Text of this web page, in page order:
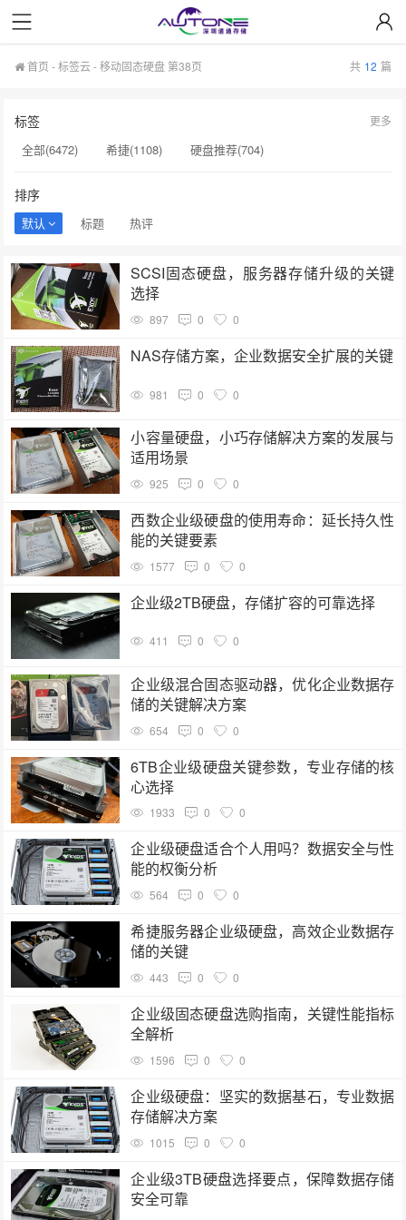
首页 -标签云- 移动固态硬盘 第38页 共 12 篇
标签
全部(6472) 希捷(1108)
硬盘推荐(704)
NAS硬盘(593)
希捷硬盘(553)
显卡(384)
监控硬盘(378)
企业硬盘(367)
企业级固态硬盘(355)
希捷硬盘选购(354)
硬盘售后服务(334)
希捷企业级硬盘(319)
移动硬盘(313)
A100(274)
服务器硬盘价格(254)
更多
排序
默认 标题 热评
SCSI固态硬盘，服务器存储升级的关键
选择
897 0 0
NAS存储方案，企业数据安全扩展的关键
981 0 0
小容量硬盘，小巧存储解决方案的发展与
适用场景
925 0 0
西数企业级硬盘的使用寿命：延长持久性
能的关键要素
1577 0 0
企业级2TB硬盘，存储扩容的可靠选择
411 0 0
企业级混合固态驱动器，优化企业数据存
储的关键解决方案
654 0 0
6TB企业级硬盘关键参数，专业存储的核
心选择
1933 0 0
企业级硬盘适合个人用吗？数据安全与性
能的权衡分析
564 0 0
希捷服务器企业级硬盘，高效企业数据存
储的关键
443 0 0
企业级固态硬盘选购指南，关键性能指标
全解析
1596 0 0
企业级硬盘：坚实的数据基石，专业数据
存储解决方案
1015 0 0
企业级3TB硬盘选择要点，保障数据存储
安全可靠